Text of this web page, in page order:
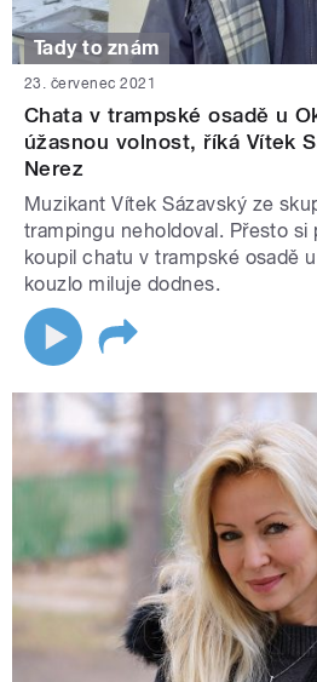
Tady to znám
23. červenec 2021
Chata v trampské osadě u
úžasnou volnost, říká Vítek
Nerez
Muzikant Vítek Sázavský ze
trampingu neholdoval. Přesto si
koupil chatu v trampské osadě
kouzlo miluje dodnes.